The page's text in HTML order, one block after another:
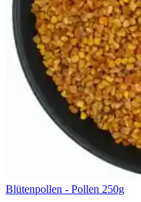
Blütenpollen - Pollen 250g